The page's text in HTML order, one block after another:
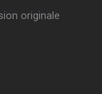
originale